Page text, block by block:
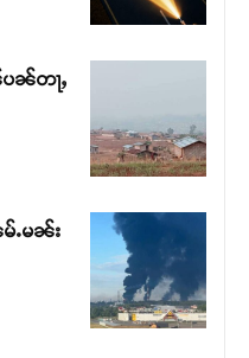
ႈတီႈၵူႈလႅၼ်ပေႃးတေၸွ
ၼ်တႃႇ
ႉမၼ်း